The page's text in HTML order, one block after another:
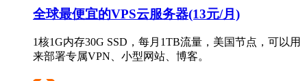
全球最便宜的VPS云服务器(13元/月)
1核1G内存30G SSD，每月1TB流量，美国节点，可以用
来部署专属VPN、小型网站、博客。